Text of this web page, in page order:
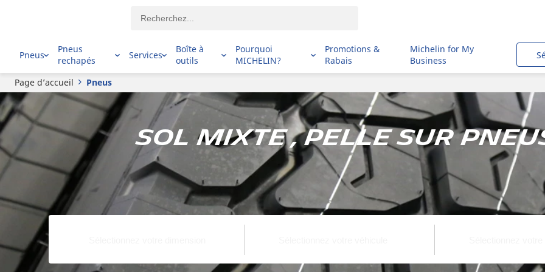
Pneus
Pneus
rechapés
Services
Boîte à
outils
Pourquoi
MICHELIN?
Promotions &
Rabais
Michelin for My
Business
Page d’accueil Pneus
Sol mixte , Pelle sur pneus